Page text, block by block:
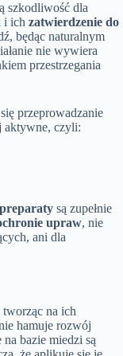
szkodliwość dla
i ich zatwierdzenie do
będąc naturalnym
nie wywiera
przestrzegania
przeprowadzanie
aktywne, czyli:
są zupełnie
upraw, nie
ani dla
na ich
hamuje rozwój
bazie miedzi są